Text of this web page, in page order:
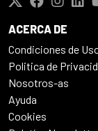
ACERCA DE
Condiciones de
Politica de
Nosotros-as
Ayuda
Cookies